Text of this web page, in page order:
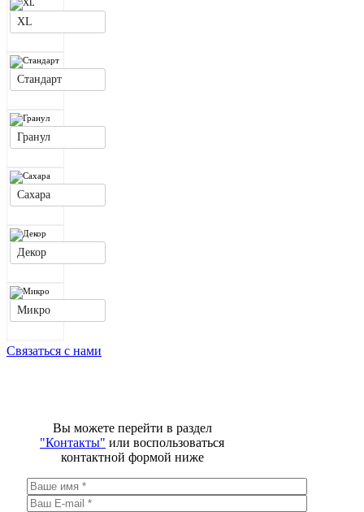
XL
Стандарт
Гранул
Сахара
Декор
Микро
Cвязаться с нами
Вы можете перейти в раздел
"Контакты" или воспользоваться
контактной формой ниже